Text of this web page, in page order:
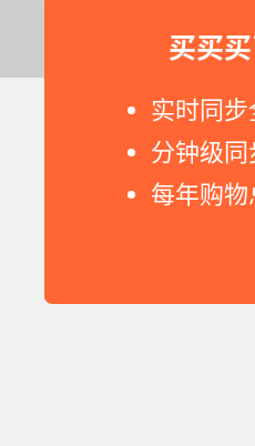
买买
实时同
分钟级
每年购